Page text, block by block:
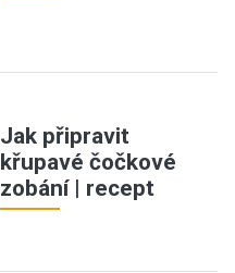
Jak připravit
křupavé čočkové
zobání | recept